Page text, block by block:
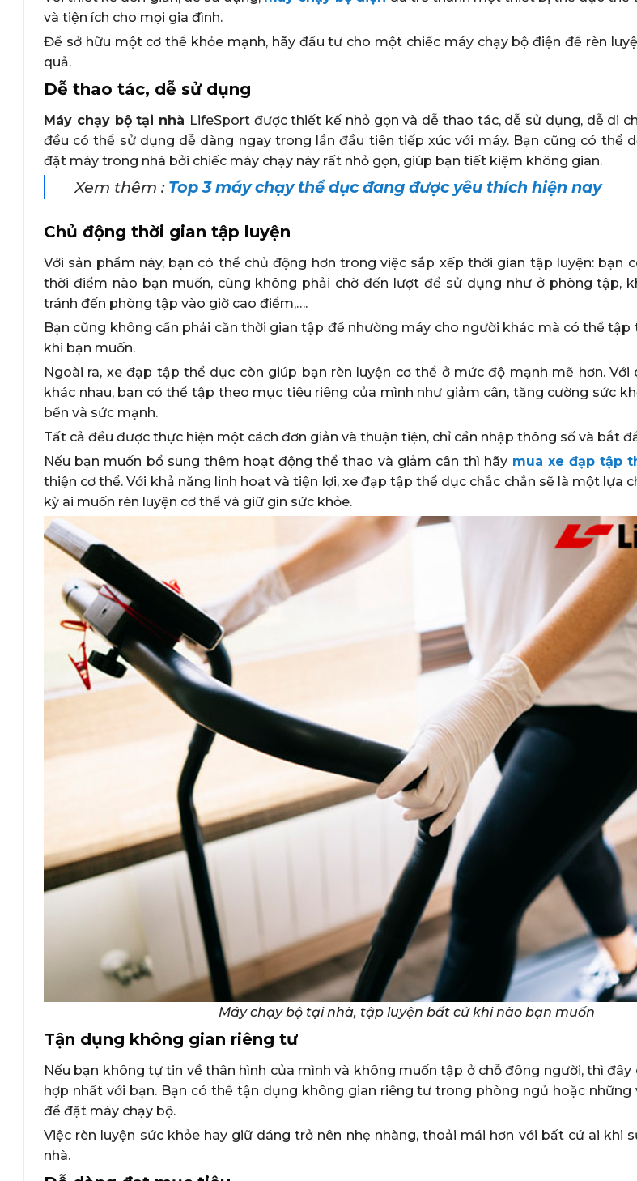
và tiện ích cho mọi gia đình.
Để sở hữu một cơ thể khỏe mạnh, hãy đầu tư cho một chiếc máy chạy bộ điện để rèn
quả.
Dễ thao tác, dễ sử dụng
Máy chạy bộ tại nhà LifeSport được thiết kế nhỏ gọn và dễ thao tác, dễ sử dụng, dễ di
đều có thể sử dụng dễ dàng ngay trong lần đầu tiên tiếp xúc với máy. Bạn cũng có thể
đặt máy trong nhà bởi chiếc máy chạy này rất nhỏ gọn, giúp bạn tiết kiệm không gian.
Xem thêm : Top 3 máy chạy thể dục đang được yêu thích hiện nay
Chủ động thời gian tập luyện
Với sản phẩm này, bạn có thể chủ động hơn trong việc sắp xếp thời gian tập luyện: bạn
thời điểm nào bạn muốn, cũng không phải chờ đến lượt để sử dụng như ở phòng tập,
tránh đến phòng tập vào giờ cao điểm,….
Bạn cũng không cần phải căn thời gian tập để nhường máy cho người khác mà có thể tập
khi bạn muốn.
Ngoài ra, xe đạp tập thể dục còn giúp bạn rèn luyện cơ thể ở mức độ mạnh mẽ hơn. Với
khác nhau, bạn có thể tập theo mục tiêu riêng của mình như giảm cân, tăng cường sức
bền và sức mạnh.
Tất cả đều được thực hiện một cách đơn giản và thuận tiện, chỉ cần nhập thông số và bắt
Nếu bạn muốn bổ sung thêm hoạt động thể thao và giảm cân thì hãy mua xe đạp tập
thiện cơ thể. Với khả năng linh hoạt và tiện lợi, xe đạp tập thể dục chắc chắn sẽ là một lựa
kỳ ai muốn rèn luyện cơ thể và giữ gìn sức khỏe.
Máy chạy bộ tại nhà, tập luyện bất cứ khi nào bạn muốn
Tận dụng không gian riêng tư
Nếu bạn không tự tin về thân hình của mình và không muốn tập ở chỗ đông người, thì đây
hợp nhất với bạn. Bạn có thể tận dụng không gian riêng tư trong phòng ngủ hoặc
để đặt máy chạy bộ.
Việc rèn luyện sức khỏe hay giữ dáng trở nên nhẹ nhàng, thoải mái hơn với bất cứ ai khi
nhà.